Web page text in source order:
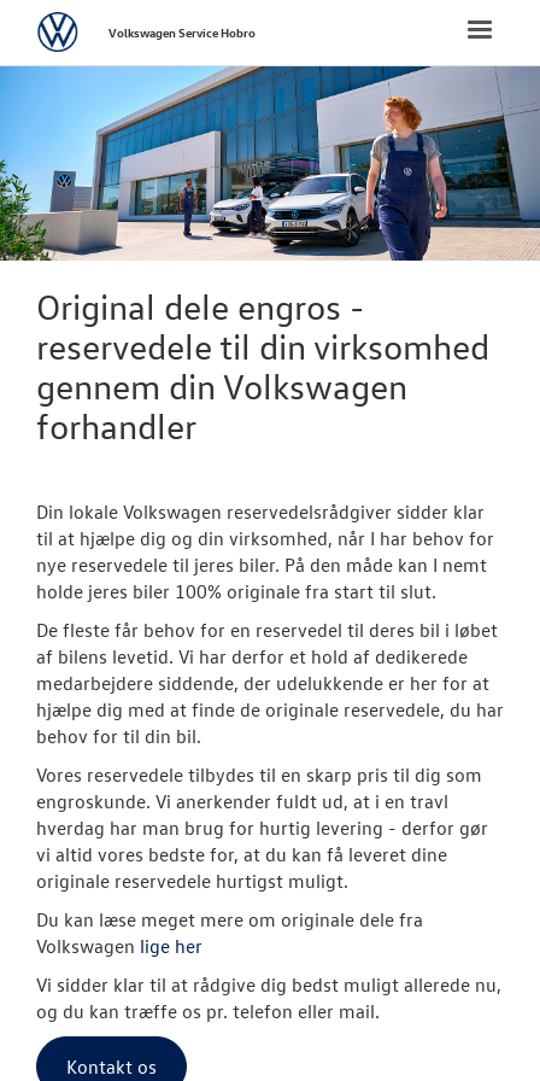
FORSIDE
BRUGTE BILER
VÆRKSTED
TILBEHØR
Originale
Toggle
VolkswagenVolkswagen Service Hobro
Original dele engros -
reservedele til din virksomhed
gennem din Volkswagen
forhandler
Din lokale Volkswagen reservedelsrådgiver sidder klar
til at hjælpe dig og din virksomhed, når I har behov for
nye reservedele til jeres biler. På den måde kan I nemt
holde jeres biler 100% originale fra start til slut.
De fleste får behov for en reservedel til deres bil i løbet
af bilens levetid. Vi har derfor et hold af dedikerede
medarbejdere siddende, der udelukkende er her for at
hjælpe dig med at finde de originale reservedele, du har
behov for til din bil.
Vores reservedele tilbydes til en skarp pris til dig som
engroskunde. Vi anerkender fuldt ud, at i en travl
hverdag har man brug for hurtig levering - derfor gør
vi altid vores bedste for, at du kan få leveret dine
originale reservedele hurtigst muligt.
Du kan læse meget mere om originale dele fra
Volkswagen lige her
Vi sidder klar til at rådgive dig bedst muligt allerede nu,
og du kan træffe os pr. telefon eller mail.
Kontakt os